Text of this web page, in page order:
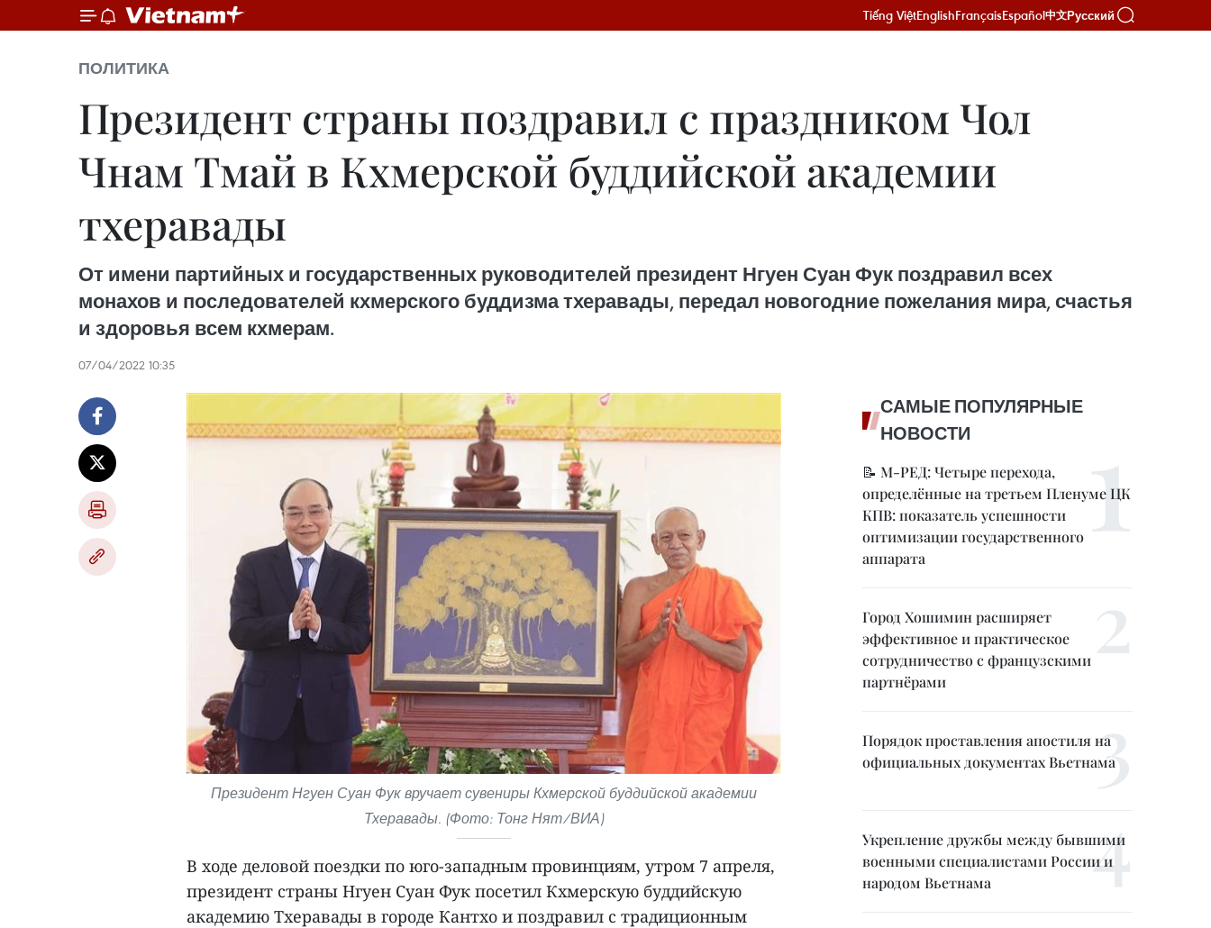
Tiếng ViệtEnglishFrançaisEspañol中文Русский
ПОЛИТИКА
Президент страны поздравил с праздником Чол
Чнам Тмай в Кхмерской буддийской академии
тхеравады
От имени партийных и государственных руководителей президент Нгуен Суан Фук поздравил всех
монахов и последователей кхмерского буддизма тхеравады, передал новогодние пожелания мира, счастья
и здоровья всем кхмерам.
07/04/2022 10:35
Президент Нгуен Суан Фук вручает сувениры Кхмерской буддийской академии
Тхеравады. (Фото: Тонг Нят/ВИА)
В ходе деловой поездки по юго-западным провинциям, утром 7 апреля,
президент страны Нгуен Суан Фук посетил Кхмерскую буддийскую
академию Тхеравады в городе Кантхо и поздравил с традиционным
САМЫЕ ПОПУЛЯРНЫЕ
НОВОСТИ
📝 М-РЕД: Четыре перехода,
определённые на третьем Пленуме ЦК
КПВ: показатель успешности
оптимизации государственного
аппарата
Город Хошимин расширяет
эффективное и практическое
сотрудничество с французскими
партнёрами
Порядок проставления апостиля на
официальных документах Вьетнама
Укрепление дружбы между бывшими
военными специалистами России и
народом Вьетнама